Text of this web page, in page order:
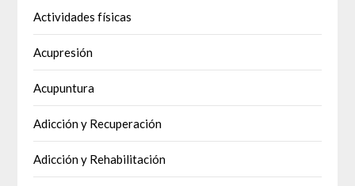
Actividades físicas
Acupresión
Acupuntura
Adicción y Recuperación
Adicción y Rehabilitación